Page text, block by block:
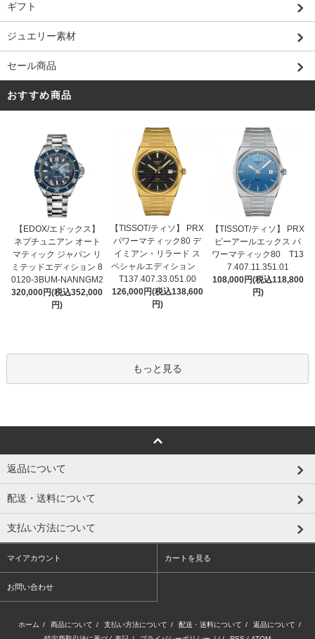
ギフト
ジュエリー素材
セール商品
おすすめ商品
【EDOX/エドックス】
ネプチュニアン オート
マティック ジャパン リ
ミテッドエディション 8
0120-3BUM-NANNGM2
320,000円(税込352,000
円)
【TISSOT/ティソ】 PRX
パワーマティック80 デ
イミアン・リラード ス
ペシャルエディション
T137.407.33.051.00
126,000円(税込138,600
円)
【TISSOT/ティソ】 PRX
ピーアールエックス パ
ワーマティック80 T13
7.407.11.351.01
108,000円(税込118,800
円)
もっと見る
返品について
配送・送料について
支払い方法について
マイアカウント カートを見る
お問い合わせ
ホーム / 商品について / 支払い方法について / 配送・送料について / 返品について /